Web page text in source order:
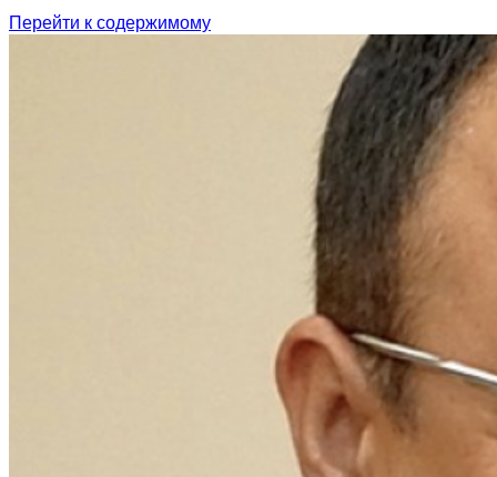
Перейти к содержимому